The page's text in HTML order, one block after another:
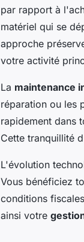
par rapport à
matériel qui se
approche
votre activité
La maintenance
réparation ou les
rapidement dans
Cette tranquillité
L'évolution
Vous bénéficiez
conditions
ainsi votre